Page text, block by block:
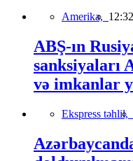
Amerika, 12:32
ABŞ-ın
sanksiyaları
və imkanlar
Ekspress təhlil,